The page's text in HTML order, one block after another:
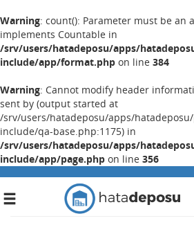
Warning: count(): Parameter must be an
implements Countable in
/srv/users/hatadeposu/apps/
include/app/format.php on line 384
Warning: Cannot modify header
sent by (output started at
/srv/users/hatadeposu/apps/
include/qa-base.php:1175) in
/srv/users/hatadeposu/apps/
include/app/page.php on line 356
Toggle